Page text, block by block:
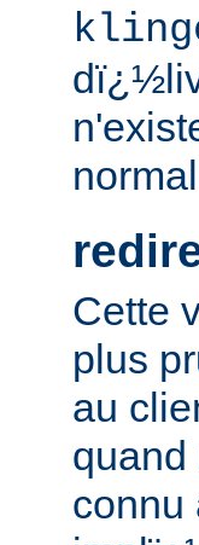
Cette
plus
au
connu